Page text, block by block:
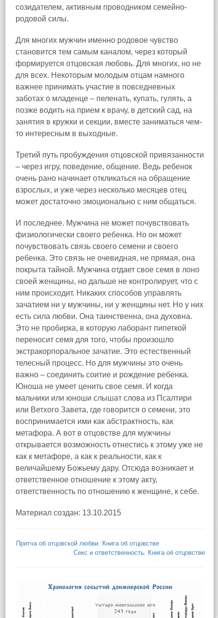
созидателем, активным проводником семейно-
родовой силы.
Для многих мужчин именно родовое чувство
становится тем самым каналом, через который
формируется отцовская любовь. Для многих, но не
для всех. Некоторым молодым отцам намного
важнее принимать участие в повседневных
заботах о младенце – пеленать, купать, гулять, а
позже водить на прием к врачу, в детский сад, на
занятия в кружки и секции, вместе заниматься чем-
то интересным в выходные.
Третий путь пробуждения отцовской привязанности
– через игру, поведение, общение. Ведь ребенок
очень рано начинает откликаться на обращение
взрослых, и уже через несколько месяцев отец
может достаточно эмоционально с ним общаться.
И последнее. Мужчина не может почувствовать
физиологически своего ребенка. Но он может
почувствовать связь своего семени и своего
ребенка. Это связь не очевидная, не прямая, она
покрыта тайной. Мужчина отдает свое семя в лоно
своей женщины, но дальше не контролирует, что с
ним происходит. Никаких способов управлять
зачатием ни у мужчины, ни у женщины нет. Но у них
есть сила любви. Она таинственна, она духовна.
Это не пробирка, в которую лаборант пипеткой
переносит семя для того, чтобы произошло
экстракорпоральное зачатие. Это естественный
телесный процесс. Но для мужчины это очень
важно – соединить соитие и рождение ребенка.
Юноша не умеет ценить свое семя. И когда
мальчики или юноши слышат слова из Псалтири
или Ветхого Завета, где говорится о семени, это
воспринимается ими как абстрактность, как
метафора. А вот в отцовстве для мужчины
открывается возможность отнестись к этому уже не
как к метафоре, а как к реальности, как к
величайшему Божьему дару. Отсюда возникает и
ответственное отношение к этому акту,
ответственность по отношению к женщине, к себе.
Материал создан: 13.10.2015
Притча об отцовской любви. Книга об отцовстве
Секс и ответственность. Книга об отцовстве